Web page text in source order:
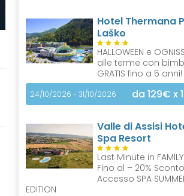
Hotel Thermana
Laško
HALLOWEEN e
alle terme con
GRATIS fino a 5 anni!
24/10/2026 - 31/10/2026 da 129€ x
Valle di Assisi
Spa Resort
Last Minute in FAMILY
Fino al – 20% Sconto
Accesso SPA
EDITION